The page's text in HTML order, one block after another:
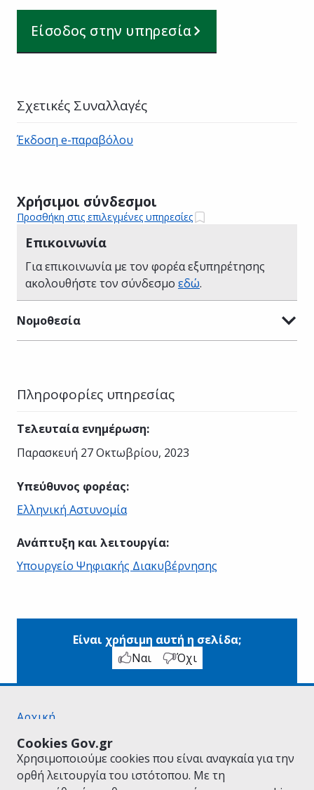
Cookies Gov.gr
Χρησιμοποιούμε cookies που είναι αναγκαία για την
ορθή λειτουργία του ιστότοπου. Με τη
Είσοδος στην υπηρεσία
Χρήσιμοι σύνδεσμοι
Προσθήκη στις επιλεγμένες υπηρεσίες
Επικοινωνία
Για επικοινωνία με τον φορέα εξυπηρέτησης
ακολουθήστε τον σύνδεσμο εδώ.
Νομοθεσία
Σχετικές Συναλλαγές
Έκδοση e-παραβόλου
Πληροφορίες υπηρεσίας
Τελευταία ενημέρωση:
Παρασκευή 27 Οκτωβρίου, 2023
Υπεύθυνος φορέας:
Ελληνική Αστυνομία
Ανάπτυξη και λειτουργία:
Υπουργείο Ψηφιακής Διακυβέρνησης
Είναι χρήσιμη αυτή η σελίδα;
Ναι
Όχι
Αρχική
Όροι Χρήσης
Πολιτική Απορρήτου
Δήλωση προσβασιμότητας